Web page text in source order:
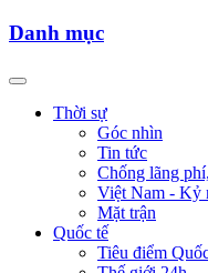
Danh mục
Thời sự
Góc nhìn
Tin tức
Chống lãng
Việt Nam - Kỷ
Mặt trận
Quốc tế
Tiêu điểm